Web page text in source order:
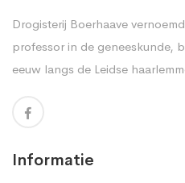
Drogisterij Boerhaave
professor in de geneeskunde,
eeuw langs de Leidse
Informatie